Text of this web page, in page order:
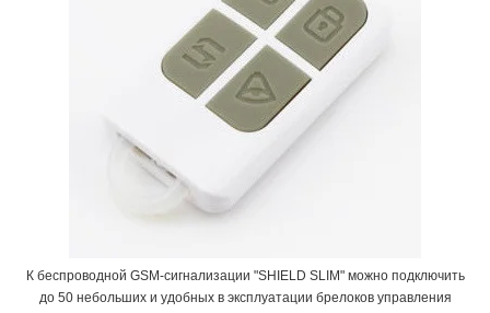
К беспроводной GSM-сигнализации "SHIELD SLIM" можно подключить
до 50 небольших и удобных в эксплуатации брелоков управления